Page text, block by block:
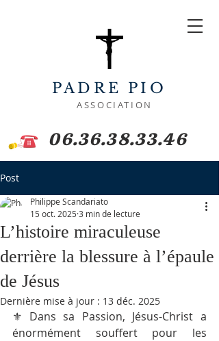
PADRE PIO
ASSOCIATION
06.36.38.33.46
Post
L’histoire miraculeuse
derrière la blessure à l’épaule
de Jésus
Philippe Scandariato
15 oct. 2025 3 min de lecture
Dernière mise à jour : 13 déc. 2025
⚜️ Dans sa Passion, Jésus-Christ a
énormément souffert pour les